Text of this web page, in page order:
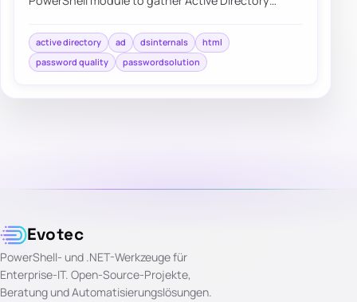
prettified rep…
active directory ad dsinternals
html
password quality
passwordsolution
Evotec
PowerShell- und .NET-Werkzeuge für
Enterprise-IT. Open-Source-Projekte,
Beratung und Automatisierungslösungen.